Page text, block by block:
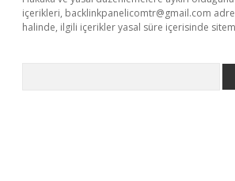
içerikleri, backlinkpanelicomtr@gmail.com
halinde, ilgili içerikler yasal süre içerisinde